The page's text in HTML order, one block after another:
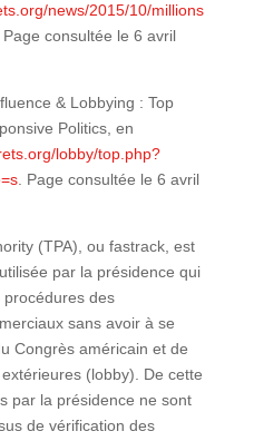
news/2015/10/millions
Page consultée le 6 avril
& Lobbying : Top
Politics, en
lobby/top.php?
. Page consultée le 6 avril
(TPA), ou fastrack, est
par la présidence qui
des
sans avoir à se
Congrès américain et de
(lobby). De cette
par la présidence ne sont
de vérification des